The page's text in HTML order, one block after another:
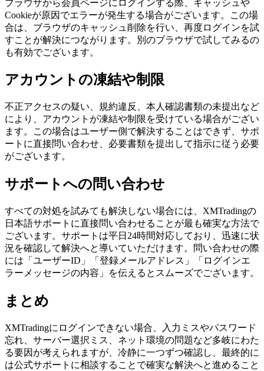
ブラウザから会員ページにログインする際、キャッシュや
Cookieが原因でエラーが発生する場合がございます。この場
合は、ブラウザのキャッシュ削除を行い、再度ログインを試
すことが解決につながります。別のブラウザで試してみるの
も有効でございます。
アカウントの凍結や制限
不正アクセスの疑い、規約違反、本人確認書類の未提出など
により、アカウントが凍結や制限を受けている場合がござい
ます。この場合はユーザー側で解決することはできず、サポ
ートに直接問い合わせ、必要書類を提出して指示に従う必要
がございます。
サポートへの問い合わせ
すべての対処を試みても解決しない場合には、XMTradingの
日本語サポートに直接問い合わせることが最も確実な方法で
ございます。サポートは平日24時間対応しており、迅速に状
況を確認して解決へと導いていただけます。問い合わせの際
には「ユーザーID」「登録メールアドレス」「ログインエ
ラーメッセージの内容」を伝えるとスムーズでございます。
まとめ
XMTradingにログインできない場合、入力ミスやパスワード
忘れ、サーバー選択ミス、ネット環境の問題など多岐にわた
る要因が考えられますが、冷静に一つずつ確認し、最終的に
は公式サポートに相談することで確実な解決へと進めること